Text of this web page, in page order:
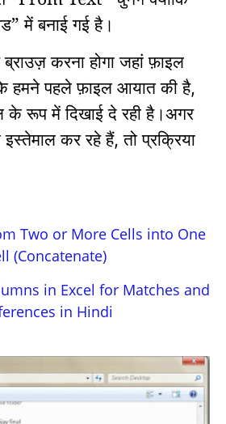
में बनाई गई है।
करना होगा जहां फ़ाइल
हमने पहले फ़ाइल आयात की है,
के रूप में दिखाई दे रही है।अगर
इस्तेमाल कर रहे हैं,तो प्रक्रिया
Two or More Cells into One
(Concatenate)
in Excel for Matches and
in Hindi